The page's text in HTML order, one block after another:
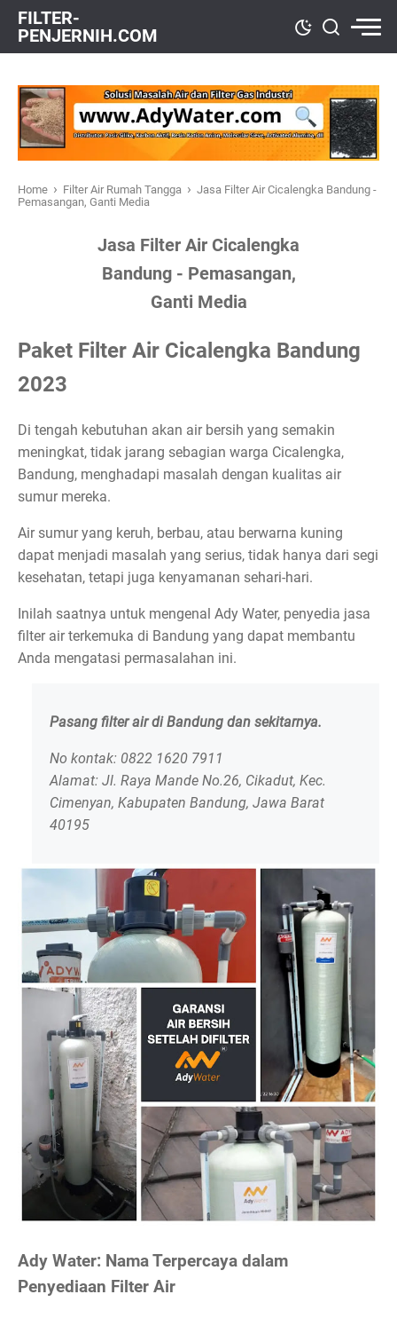
FILTER-
PENJERNIH.COM
Home › Filter Air Rumah Tangga › Jasa Filter Air Cicalengka Bandung -
Pemasangan, Ganti Media
Jasa Filter Air Cicalengka
Bandung - Pemasangan,
Ganti Media
Paket Filter Air Cicalengka Bandung
2023
Di tengah kebutuhan akan air bersih yang semakin
meningkat, tidak jarang sebagian warga Cicalengka,
Bandung, menghadapi masalah dengan kualitas air
sumur mereka.
Air sumur yang keruh, berbau, atau berwarna kuning
dapat menjadi masalah yang serius, tidak hanya dari segi
kesehatan, tetapi juga kenyamanan sehari-hari.
Inilah saatnya untuk mengenal Ady Water, penyedia jasa
filter air terkemuka di Bandung yang dapat membantu
Anda mengatasi permasalahan ini.
Pasang filter air di Bandung dan sekitarnya.
No kontak: 0822 1620 7911
Alamat: Jl. Raya Mande No.26, Cikadut, Kec.
Cimenyan, Kabupaten Bandung, Jawa Barat
40195
Ady Water: Nama Terpercaya dalam
Penyediaan Filter Air